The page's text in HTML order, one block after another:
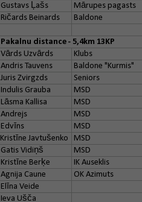
Gustavs Ļašs Mārupes pagasts
Ričards Beinards Baldone
Pakalnu distance - 5,4km 13KP
Vārds Uzvārds Klubs
Andris Tauvens Baldone "Kurmis"
Juris Zvirgzds Seniors
Indulis Grauba MSD
Lāsma Kallisa MSD
Andrejs MSD
Edvīns MSD
Kristīne Javtušenko MSD
Gatis Vidiņš MSD
Kristīne Berķe IK Auseklis
Agnija Caune OK Azimuts
Elīna Veide
Ieva Ušča